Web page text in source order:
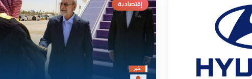
إقتصادية